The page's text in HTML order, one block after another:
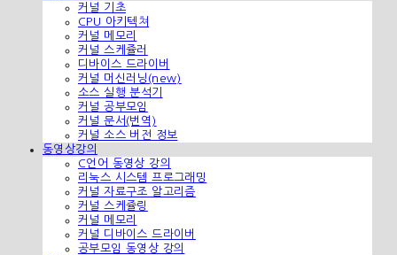
커널 기초
CPU 아키텍쳐
커널 메모리
커널 스케쥴러
디바이스 드라이버
커널 머신러닝(new)
소스 실행 분석기
커널 공부모임
커널 문서(번역)
커널 소스 버전 정보
동영상강의
C언어 동영상 강의
리눅스 시스템 프로그래밍
커널 자료구조 알고리즘
커널 스케쥴링
커널 메모리
커널 디바이스 드라이버
공부모임 동영상 강의